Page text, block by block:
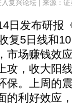
入复兴论坛| 来源：
发布研报
复5日线和
市场赚钱效
攻，收大阳
保。上周的
的利好效应